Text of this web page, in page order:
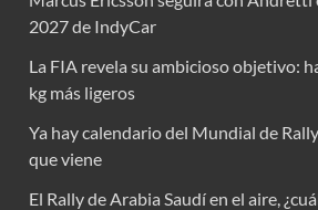
2027 de IndyCar
La FIA revela su ambicioso objetivo:
kg más ligeros
Ya hay calendario del Mundial de
que viene
El Rally de Arabia Saudí en el aire,